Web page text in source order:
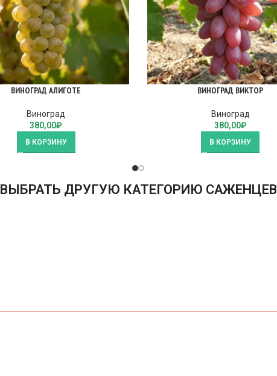
ВИНОГРАД АЛИГОТЕ
Виноград
380,00₽
В КОРЗИНУ
ВИНОГРАД ВИКТОР
Виноград
380,00₽
В КОРЗИНУ
ВЫБРАТЬ ДРУГУЮ КАТЕГОРИЮ САЖЕНЦЕВ